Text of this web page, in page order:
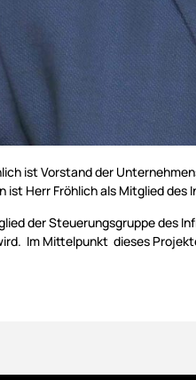
ist Vorstand der
ist Herr Fröhlich als Mitglied
der Steuerungsgruppe des
Im Mittelpunkt dieses